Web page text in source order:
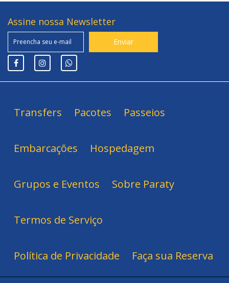
Assine nossa Newsletter
Transfers Pacotes Passeios
Embarcações Hospedagem
Grupos e Eventos Sobre Paraty
Termos de Serviço
Política de Privacidade Faça sua Reserva